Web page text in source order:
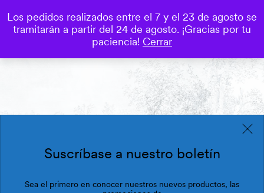
0
Suscríbase a nuestro boletín
Sea el primero en conocer nuestros nuevos productos, las
Los pedidos realizados entre el 7 y el 23 de agosto se
tramitarán a partir del 24 de agosto. ¡Gracias por tu
paciencia! Cerrar